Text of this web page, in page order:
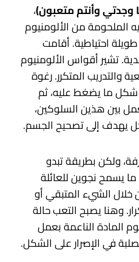
وجدتي وأنتم متعبون)،
الملحومة من الألومنيوم
احتياطية. أقامت
تشير أقواس الألومنيوم
والتدريب المتكرر. رغوة
شكل ما يضغط عليه، ثم
بين هذين السلوكين،
يهدف إلى تصحيح الجسم.
ولكن بطريقة تبدو
يسمح نجوين للعائلة
خلال الشيء المتبقي أو
وهنا يصبح التعب حالة
المادة الناعمة بعمل
في الإصرار على الشكل.